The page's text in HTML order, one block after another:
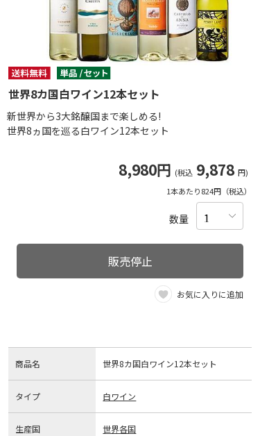
世界8カ国白ワイン12本セット
新世界から3大銘醸国まで楽しめる!
世界8ヵ国を巡る白ワイン12本セット
8,980円 (税込 9,878 円)
1本あたり824円（税込）
数量
販売停止
お気に入りに追加
商品名 世界8カ国白ワイン12本セット
タイプ 白ワイン
生産国 世界各国